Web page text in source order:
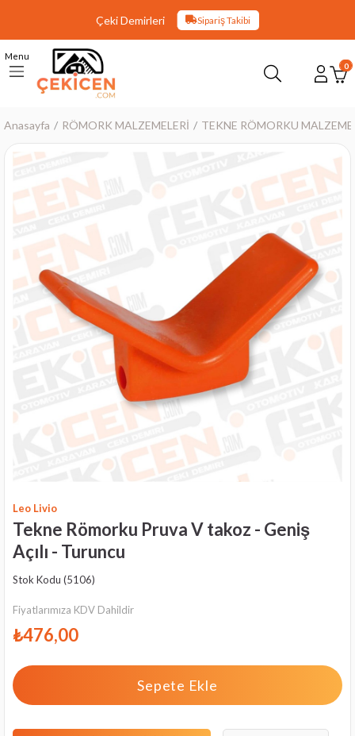
Çeki Demirleri Sipariş Takibi
Menu
0
Anasayfa RÖMORK MALZEMELERİ TEKNE RÖMORKU
Leo Livio
Tekne Römorku Pruva V takoz - Geniş
Açılı - Turuncu
Stok Kodu (5106)
Fiyatlarımıza KDV Dahildir
₺476,00